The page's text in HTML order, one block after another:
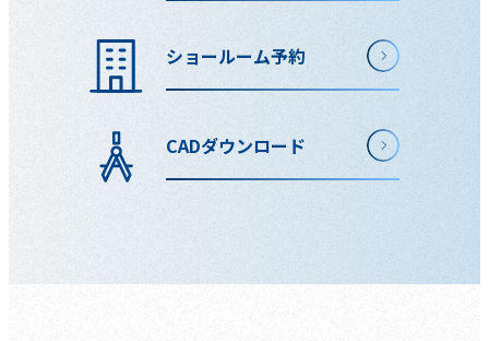
ショールーム予約
CADダウンロード